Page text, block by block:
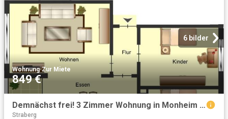
6 bilder
Wohnung·Zur Miete
849 €
Demnächst frei! 3 Zimmer Wohnung in Monheim am Rhein Berliner Viertel
Straberg